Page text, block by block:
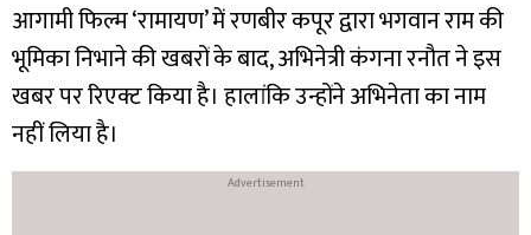
आगामी फिल्म ‘रामायण’ में रणबीर कपूर द्वारा भगवान राम की
भूमिका निभाने की खबरों के बाद, अभिनेत्री कंगना रनौत ने इस
खबर पर रिएक्ट किया है। हालांकि उन्होंने अभिनेता का नाम
नहीं लिया है।